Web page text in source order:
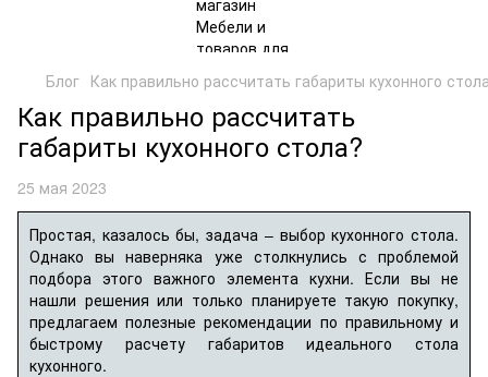
Блог Как правильно рассчитать габариты кухонного
Как правильно рассчитать
габариты кухонного стола?
25 мая 2023
Простая, казалось бы, задача – выбор кухонного стола.
Однако вы наверняка уже столкнулись с проблемой
подбора этого важного элемента кухни. Если вы не
нашли решения или только планируете такую покупку,
предлагаем полезные рекомендации по правильному и
быстрому расчету габаритов идеального стола
кухонного.